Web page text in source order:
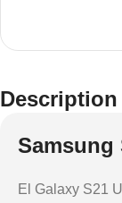
Description
Samsung
El Galaxy S21